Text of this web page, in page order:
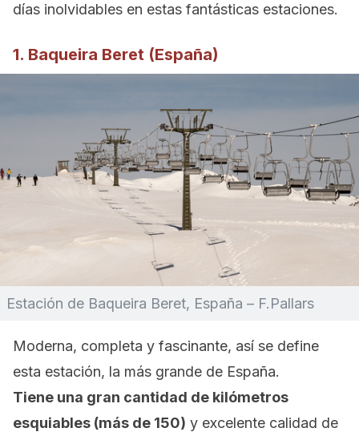
días inolvidables en estas fantásticas estaciones.
1. Baqueira Beret (España)
Estación de Baqueira Beret, España – F.Pallars
Moderna, completa y fascinante, así se define
esta estación, la más grande de España.
Tiene una gran cantidad de kilómetros
esquiables (más de 150) y excelente calidad de